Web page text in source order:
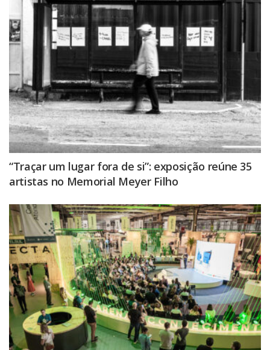
“Traçar um lugar fora de si”: exposição reúne 35
artistas no Memorial Meyer Filho